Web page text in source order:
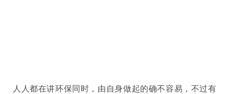
人人都在讲环保同时，由自身做起的确不容易，不过有